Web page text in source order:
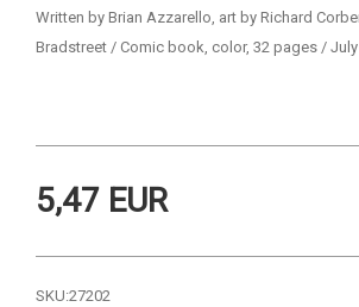
Written by Brian Azzarello, art by Richard
Bradstreet / Comic book, color, 32 pages /
5,47 EUR
SKU:27202